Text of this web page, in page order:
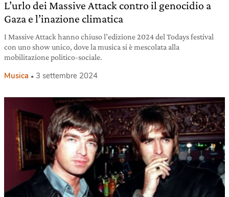
L’urlo dei Massive Attack contro il genocidio a
Gaza e l’inazione climatica
I Massive Attack hanno chiuso l’edizione 2024 del Todays festival
con uno show unico, dove la musica si è mescolata alla
mobilitazione politico-sociale.
Musica 3 settembre 2024